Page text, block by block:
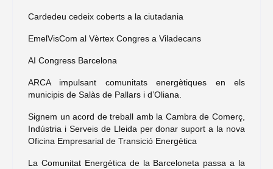
Cardedeu cedeix coberts a la ciutadania
EmelVisCom al Vèrtex Congres a Viladecans
AI Congress Barcelona
ARCA impulsant comunitats energètiques en els
municipis de Salàs de Pallars i d’Oliana.
Signem un acord de treball amb la Cambra de Comerç,
Indústria i Serveis de Lleida per donar suport a la nova
Oficina Empresarial de Transició Energètica
La Comunitat Energètica de la Barceloneta passa a la